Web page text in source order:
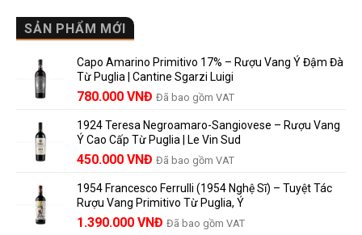
lựa
chọn
đáng
nhãn
rượu
vang
và
những
người
vang
nên
biết
Được
Bao
Lâu?
Hướng
Dẫn
Lưu
Trữ
Và
Thành
SẢN PHẨM MỚI
Capo Amarino Primitivo 17% – Rượu Vang Ý Đậm Đà
Từ Puglia | Cantine Sgarzi Luigi
Giá
là:
858.000 VNĐ.
780.000 VNĐ Giá
tại
là:
780.000 VNĐ.
Đã bao gồm VAT
1924 Teresa Negroamaro-Sangiovese – Rượu Vang
Ý Cao Cấp Từ Puglia | Le Vin Sud
Giá
là:
495.000 VNĐ.
450.000 VNĐ Giá
tại
là:
450.000 VNĐ.
Đã bao gồm VAT
1954 Francesco Ferrulli (1954 Nghệ Sĩ) – Tuyệt Tác
Rượu Vang Primitivo Từ Puglia, Ý
Giá
1.390.000 VNĐ Giá
Đã bao gồm VAT